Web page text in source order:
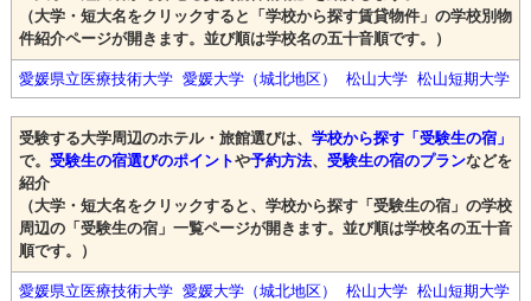
（大学・短大名をクリックすると「学校から探す賃貸物件」の学校別物
件紹介ページが開きます。並び順は学校名の五十音順です。）
愛媛県立医療技術大学 愛媛大学（城北地区） 松山大学 松山短期大学
受験する大学周辺のホテル・旅館選びは、 学校から探す「受験生の宿」
で。 受験生の宿選びのポイントや予約方法、 受験生の宿のプランなどを
紹介
（大学・短大名をクリックすると、学校から探す「受験生の宿」の学校
周辺の「受験生の宿」一覧ページが開きます。並び順は学校名の五十音
順です。）
愛媛県立医療技術大学 愛媛大学（城北地区） 松山大学 松山短期大学